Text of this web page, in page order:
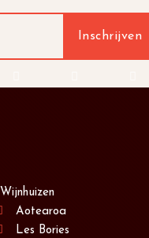
Wijnhuizen
Aotearoa
Les Bories